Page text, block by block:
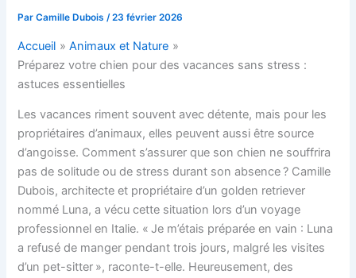
ParCamille Dubois /23 février 2026
Accueil
Animaux et Nature
Préparez votre chien pour des vacances sans stress :
astuces essentielles
Les vacances riment souvent avec détente, mais pour les
propriétaires d’animaux, elles peuvent aussi être source
d’angoisse. Comment s’assurer que son chien ne souffrira
pas de solitude ou de stress durant son absence ? Camille
Dubois, architecte et propriétaire d’un golden retriever
nommé Luna, a vécu cette situation lors d’un voyage
professionnel en Italie. « Je m’étais préparée en vain : Luna
a refusé de manger pendant trois jours, malgré les visites
d’un pet-sitter », raconte-t-elle. Heureusement, des